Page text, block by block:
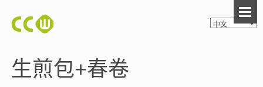
生煎包+春卷